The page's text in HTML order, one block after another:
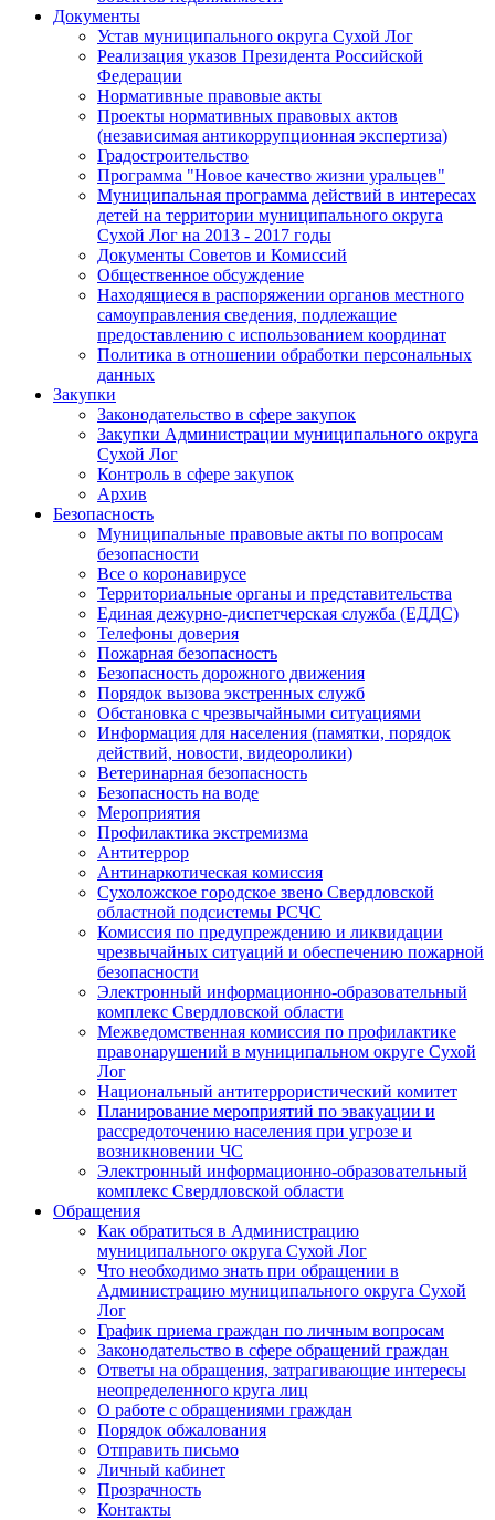
Документы
Устав муниципального округа Сухой Лог
Реализация указов Президента Российской
Федерации
Нормативные правовые акты
Проекты нормативных правовых актов
(независимая антикоррупционная экспертиза)
Градостроительство
Программа "Новое качество жизни уральцев"
Муниципальная программа действий в интересах
детей на территории муниципального округа
Сухой Лог на 2013 - 2017 годы
Документы Советов и Комиссий
Общественное обсуждение
Находящиеся в распоряжении органов местного
самоуправления сведения, подлежащие
предоставлению с использованием координат
Политика в отношении обработки персональных
данных
Закупки
Законодательство в сфере закупок
Закупки Администрации муниципального округа
Сухой Лог
Контроль в сфере закупок
Архив
Безопасность
Муниципальные правовые акты по вопросам
безопасности
Все о коронавирусе
Территориальные органы и представительства
Единая дежурно-диспетчерская служба (ЕДДС)
Телефоны доверия
Пожарная безопасность
Безопасность дорожного движения
Порядок вызова экстренных служб
Обстановка с чрезвычайными ситуациями
Информация для населения (памятки, порядок
действий, новости, видеоролики)
Ветеринарная безопасность
Безопасность на воде
Мероприятия
Профилактика экстремизма
Антитеррор
Антинаркотическая комиссия
Сухоложское городское звено Свердловской
областной подсистемы РСЧС
Комиссия по предупреждению и ликвидации
чрезвычайных ситуаций и обеспечению пожарной
безопасности
Электронный информационно-образовательный
комплекс Cвердловской области
Межведомственная комиссия по профилактике
правонарушений в муниципальном округе Сухой
Лог
Национальный антитеррористический комитет
Планирование мероприятий по эвакуации и
рассредоточению населения при угрозе и
возникновении ЧС
Электронный информационно-образовательный
комплекс Свердловской области
Обращения
Как обратиться в Администрацию
муниципального округа Сухой Лог
Что необходимо знать при обращении в
Администрацию муниципального округа Сухой
Лог
График приема граждан по личным вопросам
Законодательство в сфере обращений граждан
Ответы на обращения, затрагивающие интересы
неопределенного круга лиц
О работе с обращениями граждан
Порядок обжалования
Отправить письмо
Личный кабинет
Прозрачность
Контакты